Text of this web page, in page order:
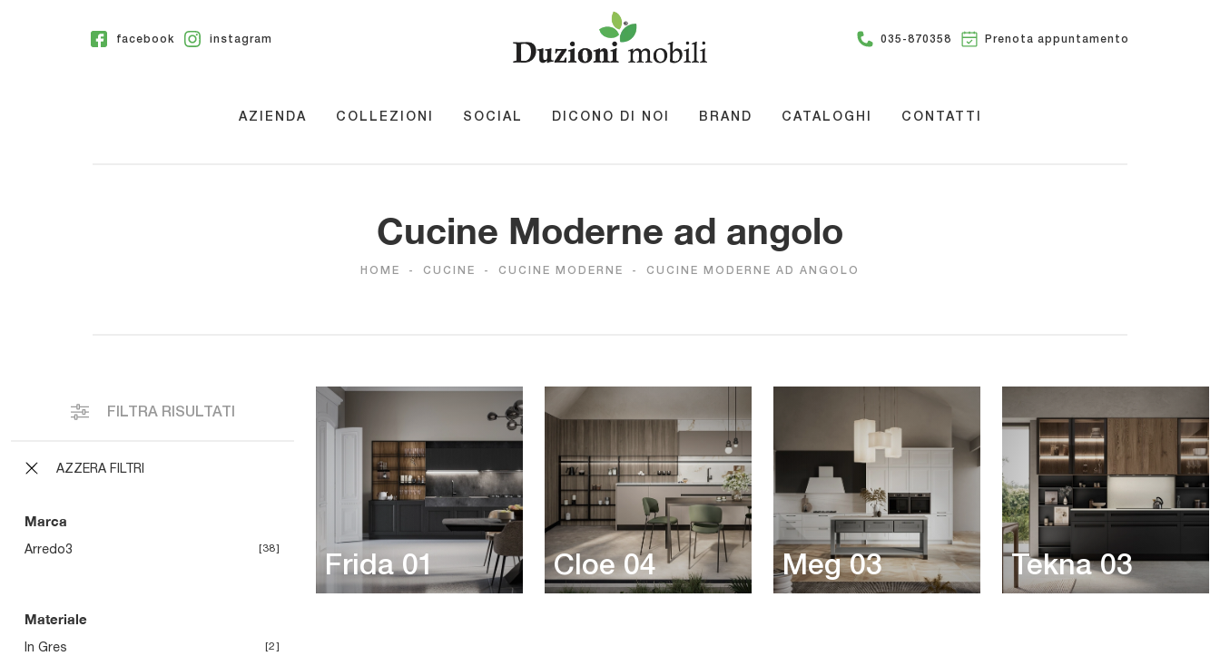
facebook instagram 035-870358 Prenota appuntamento
AZIENDA COLLEZIONI SOCIAL DICONO DI NOI BRAND CATALOGHI CONTATTI
Cucine Moderne ad angolo
HOME - CUCINE - CUCINE MODERNE - CUCINE MODERNE AD ANGOLO
FILTRA RISULTATI
AZZERA FILTRI
Marca
Arredo3 38
Materiale
In Gres 2
Frida 01 Cloe 04 Meg 03 Tekna 03